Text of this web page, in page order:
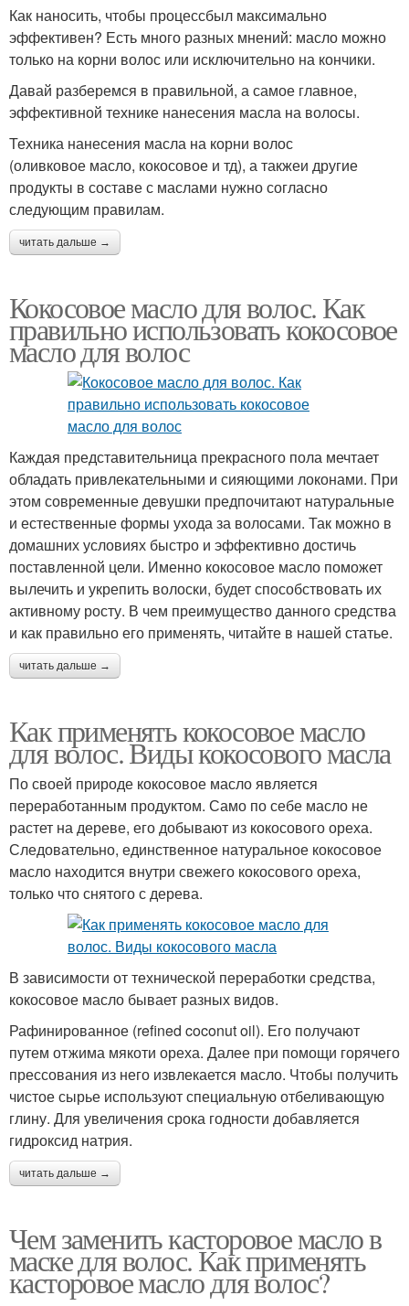
Как наносить, чтобы процессбыл максимально
эффективен? Есть много разных мнений: масло можно
только на корни волос или исключительно на кончики.
Давай разберемся в правильной, а самое главное,
эффективной технике нанесения масла на волосы.
Техника нанесения масла на корни волос
(оливковое масло, кокосовое и тд), а такжеи другие
продукты в составе с маслами нужно согласно
следующим правилам.
читать дальше →
Кокосовое масло для волос. Как
правильно использовать кокосовое
масло для волос
Каждая представительница прекрасного пола мечтает
обладать привлекательными и сияющими локонами. При
этом современные девушки предпочитают натуральные
и естественные формы ухода за волосами. Так можно в
домашних условиях быстро и эффективно достичь
поставленной цели. Именно кокосовое масло поможет
вылечить и укрепить волоски, будет способствовать их
активному росту. В чем преимущество данного средства
и как правильно его применять, читайте в нашей статье.
читать дальше →
Как применять кокосовое масло
для волос. Виды кокосового масла
По своей природе кокосовое масло является
переработанным продуктом. Само по себе масло не
растет на дереве, его добывают из кокосового ореха.
Следовательно, единственное натуральное кокосовое
масло находится внутри свежего кокосового ореха,
только что снятого с дерева.
В зависимости от технической переработки средства,
кокосовое масло бывает разных видов.
Рафинированное (refined coconut oil). Его получают
путем отжима мякоти ореха. Далее при помощи горячего
прессования из него извлекается масло. Чтобы получить
чистое сырье используют специальную отбеливающую
глину. Для увеличения срока годности добавляется
гидроксид натрия.
читать дальше →
Чем заменить касторовое масло в
маске для волос. Как применять
касторовое масло для волос?